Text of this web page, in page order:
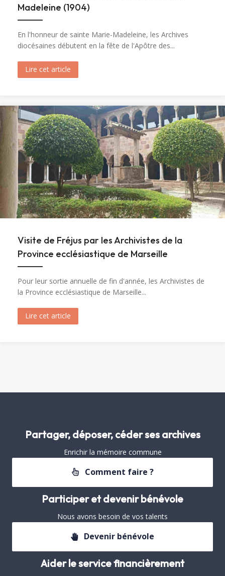
Madeleine (1904)
En l'honneur de sainte Marie-Madeleine, les Archives
diocésaines débutent en la fête de l'Apôtre des...
Lire cet article
Visite de Fréjus par les Archivistes de la
Province ecclésiastique de Marseille
Pour leur sortie annuelle de fin d'année, les Archivistes de
la Province ecclésiastique de Marseille...
Lire cet article
Partager, déposer, céder ses archives
Enrichir la mémoire commune
Comment faire ?
Participer et devenir bénévole
Nous avons besoin de vos talents
Devenir bénévole
Aider le service financièrement